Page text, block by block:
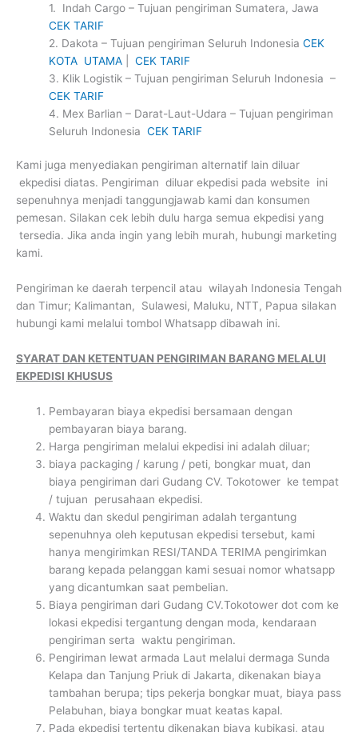
1. Indah Cargo – Tujuan pengiriman Sumatera, Jawa
CEK TARIF
2. Dakota – Tujuan pengiriman Seluruh IndonesiaCEK
KOTA UTAMA |CEK TARIF
3. Klik Logistik – Tujuan pengiriman Seluruh Indonesia –
CEK TARIF
4. Mex Barlian – Darat-Laut-Udara – Tujuan pengiriman
Seluruh IndonesiaCEK TARIF
Kami juga menyediakan pengiriman alternatif lain diluar
ekpedisi diatas. Pengiriman diluar ekpedisi pada website ini
sepenuhnya menjadi tanggungjawab kami dan konsumen
pemesan. Silakan cek lebih dulu harga semua ekpedisi yang
tersedia. Jika anda ingin yang lebih murah, hubungi marketing
kami.
Pengiriman ke daerah terpencil atau wilayah Indonesia Tengah
dan Timur; Kalimantan, Sulawesi, Maluku, NTT, Papua silakan
hubungi kami melalui tombol Whatsapp dibawah ini.
SYARAT DAN KETENTUAN PENGIRIMAN BARANG MELALUI
EKPEDISI KHUSUS
Pembayaran biaya ekpedisi bersamaan dengan
pembayaran biaya barang.
Harga pengiriman melalui ekpedisi ini adalah diluar;
biaya packaging / karung / peti, bongkar muat, dan
biaya pengiriman dari Gudang CV. Tokotower ke tempat
/ tujuan perusahaan ekpedisi.
Waktu dan skedul pengiriman adalah tergantung
sepenuhnya oleh keputusan ekpedisi tersebut, kami
hanya mengirimkan RESI/TANDA TERIMA pengirimkan
barang kepada pelanggan kami sesuai nomor whatsapp
yang dicantumkan saat pembelian.
Biaya pengiriman dari Gudang CV.Tokotower dot com ke
lokasi ekpedisi tergantung dengan moda, kendaraan
pengiriman serta waktu pengiriman.
Pengiriman lewat armada Laut melalui dermaga Sunda
Kelapa dan Tanjung Priuk di Jakarta, dikenakan biaya
tambahan berupa; tips pekerja bongkar muat, biaya pass
Pelabuhan, biaya bongkar muat keatas kapal.
Pada ekpedisi tertentu dikenakan biaya kubikasi, atau